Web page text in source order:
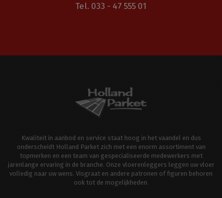
Tel. 033 - 47 555 01
Kwaliteit in aanbod en service staat hoog in het vaandel en dus
onderscheidt Holland Parket zich met een enorm assortiment van
topmerken en een team van gespecialiseerde medewerkers met
jarenlange ervaring in de branche. Onze vloerenleggers leggen uw vloer
volledig naar uw wens. Visgraat en andere patronen of figuren behoren
ook tot de mogelijkheden.